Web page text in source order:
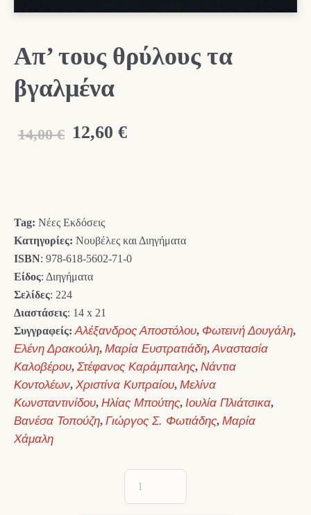
Απ’ τους θρύλους τα
βγαλμένα
14,00 € Original
12,60 €Η
12,60 €.
Tag: Νέες Εκδόσεις
Κατηγορίες: Νουβέλες και Διηγήματα
ISBN: 978-618-5602-71-0
Είδος: Διηγήματα
Σελίδες: 224
Διαστάσεις: 14 x 21
Συγγραφείς: Αλέξανδρος Αποστόλου, Φωτεινή Δουγάλη,
Ελένη Δρακούλη, Μαρία Ευστρατιάδη, Αναστασία
Καλοβέρου, Στέφανος Καράμπαλης, Νάντια
Κοντολέων, Χριστίνα Κυπραίου, Μελίνα
Κωνσταντινίδου, Ηλίας Μπούτης, Ιουλία Πλιάτσικα,
Βανέσα Τοπούζη, Γιώργος Σ. Φωτιάδης, Μαρία
Χάμαλη